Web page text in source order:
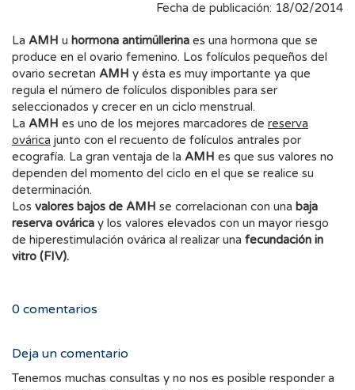
Fecha de publicación: 18/02/2014
La AMH u hormona antimüllerina es una hormona que se
produce en el ovario femenino. Los folículos pequeños del
ovario secretan AMH y ésta es muy importante ya que
regula el número de folículos disponibles para ser
seleccionados y crecer en un ciclo menstrual.
La AMH es uno de los mejores marcadores de reserva
ovárica
ecografía. La gran ventaja de la AMH es que sus valores no
dependen del momento del ciclo en el que se realice su
determinación.
Los valores bajos de AMH se correlacionan con una baja
reserva ovárica y los valores elevados con un mayor riesgo
de hiperestimulación ovárica al realizar una fecundación in
vitro (FIV).
0 comentarios
Deja un comentario
Tenemos muchas consultas y no nos es posible responder a